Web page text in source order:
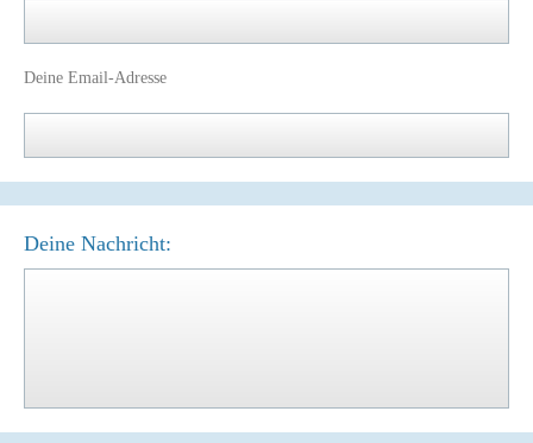
Deine Email-Adresse
Deine Nachricht: